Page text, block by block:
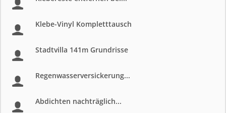
Klebe-Vinyl Kompletttausch
Stadtvilla 141m Grundrisse
Regenwasserversickerung...
Abdichten nachträglich...